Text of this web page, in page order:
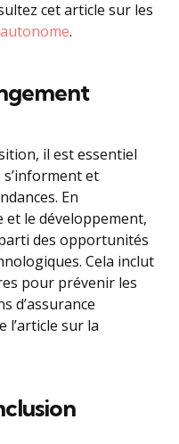
cet article sur les
.
il est essentiel
s’informent et
En
et le développement,
des opportunités
Cela inclut
pour prévenir les
d’assurance
l’article sur la